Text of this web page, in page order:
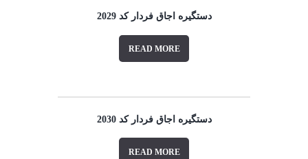
دستگیره اجاق فردار کد 2029
READ MORE
دستگیره اجاق فردار کد 2030
READ MORE